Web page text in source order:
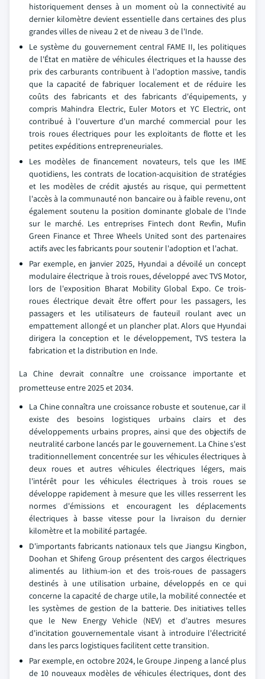
historiquement denses à un moment où la connectivité au
dernier kilomètre devient essentielle dans certaines des plus
grandes villes de niveau 2 et de niveau 3 de l'Inde.
Le système du gouvernement central FAME II, les politiques
de l'État en matière de véhicules électriques et la hausse des
prix des carburants contribuent à l'adoption massive, tandis
que la capacité de fabriquer localement et de réduire les
coûts des fabricants et des fabricants d'équipements, y
compris Mahindra Electric, Euler Motors et YC Electric, ont
contribué à l'ouverture d'un marché commercial pour les
trois roues électriques pour les exploitants de flotte et les
petites expéditions entrepreneuriales.
Les modèles de financement novateurs, tels que les IME
quotidiens, les contrats de location-acquisition de stratégies
et les modèles de crédit ajustés au risque, qui permettent
l'accès à la communauté non bancaire ou à faible revenu, ont
également soutenu la position dominante globale de l'Inde
sur le marché. Les entreprises Fintech dont Revfin, Mufin
Green Finance et Three Wheels United sont des partenaires
actifs avec les fabricants pour soutenir l'adoption et l'achat.
Par exemple, en janvier 2025, Hyundai a dévoilé un concept
modulaire électrique à trois roues, développé avec TVS Motor,
lors de l'exposition Bharat Mobility Global Expo. Ce trois-
roues électrique devait être offert pour les passagers, les
passagers et les utilisateurs de fauteuil roulant avec un
empattement allongé et un plancher plat. Alors que Hyundai
dirigera la conception et le développement, TVS testera la
fabrication et la distribution en Inde.
La Chine devrait connaître une croissance importante et
prometteuse entre 2025 et 2034.
La Chine connaîtra une croissance robuste et soutenue, car il
existe des besoins logistiques urbains clairs et des
développements urbains propres, ainsi que des objectifs de
neutralité carbone lancés par le gouvernement. La Chine s'est
traditionnellement concentrée sur les véhicules électriques à
deux roues et autres véhicules électriques légers, mais
l'intérêt pour les véhicules électriques à trois roues se
développe rapidement à mesure que les villes resserrent les
normes d'émissions et encouragent les déplacements
électriques à basse vitesse pour la livraison du dernier
kilomètre et la mobilité partagée.
D'importants fabricants nationaux tels que Jiangsu Kingbon,
Doohan et Shifeng Group présentent des cargos électriques
alimentés au lithium-ion et des trois-roues de passagers
destinés à une utilisation urbaine, développés en ce qui
concerne la capacité de charge utile, la mobilité connectée et
les systèmes de gestion de la batterie. Des initiatives telles
que le New Energy Vehicle (NEV) et d'autres mesures
d'incitation gouvernementale visant à introduire l'électricité
dans les parcs logistiques facilitent cette transition.
Par exemple, en octobre 2024, le Groupe Jinpeng a lancé plus
de 10 nouveaux modèles de véhicules électriques, dont des